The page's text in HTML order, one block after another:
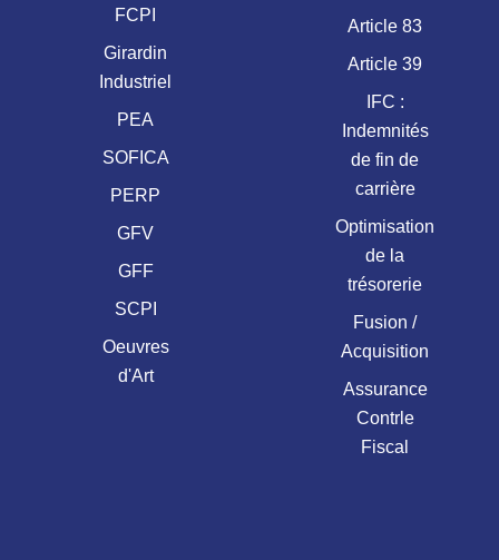
FCPI
Girardin
Industriel
PEA
SOFICA
PERP
GFV
GFF
SCPI
Oeuvres
d'Art
Article 83
Article 39
IFC :
Indemnités
de fin de
carrière
Optimisation
de la
trésorerie
Fusion /
Acquisition
Assurance
Contrle
Fiscal